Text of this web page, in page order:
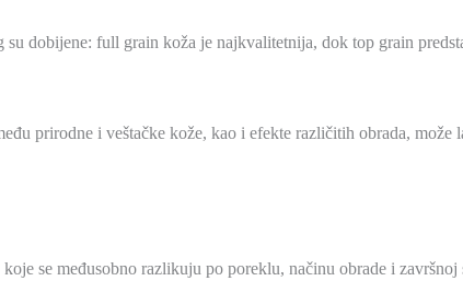
dobijene: full grain koža je najkvalitetnija, dok top grain
prirodne i veštačke kože, kao i efekte različitih obrada,
se međusobno razlikuju po poreklu, načinu obrade i završnoj